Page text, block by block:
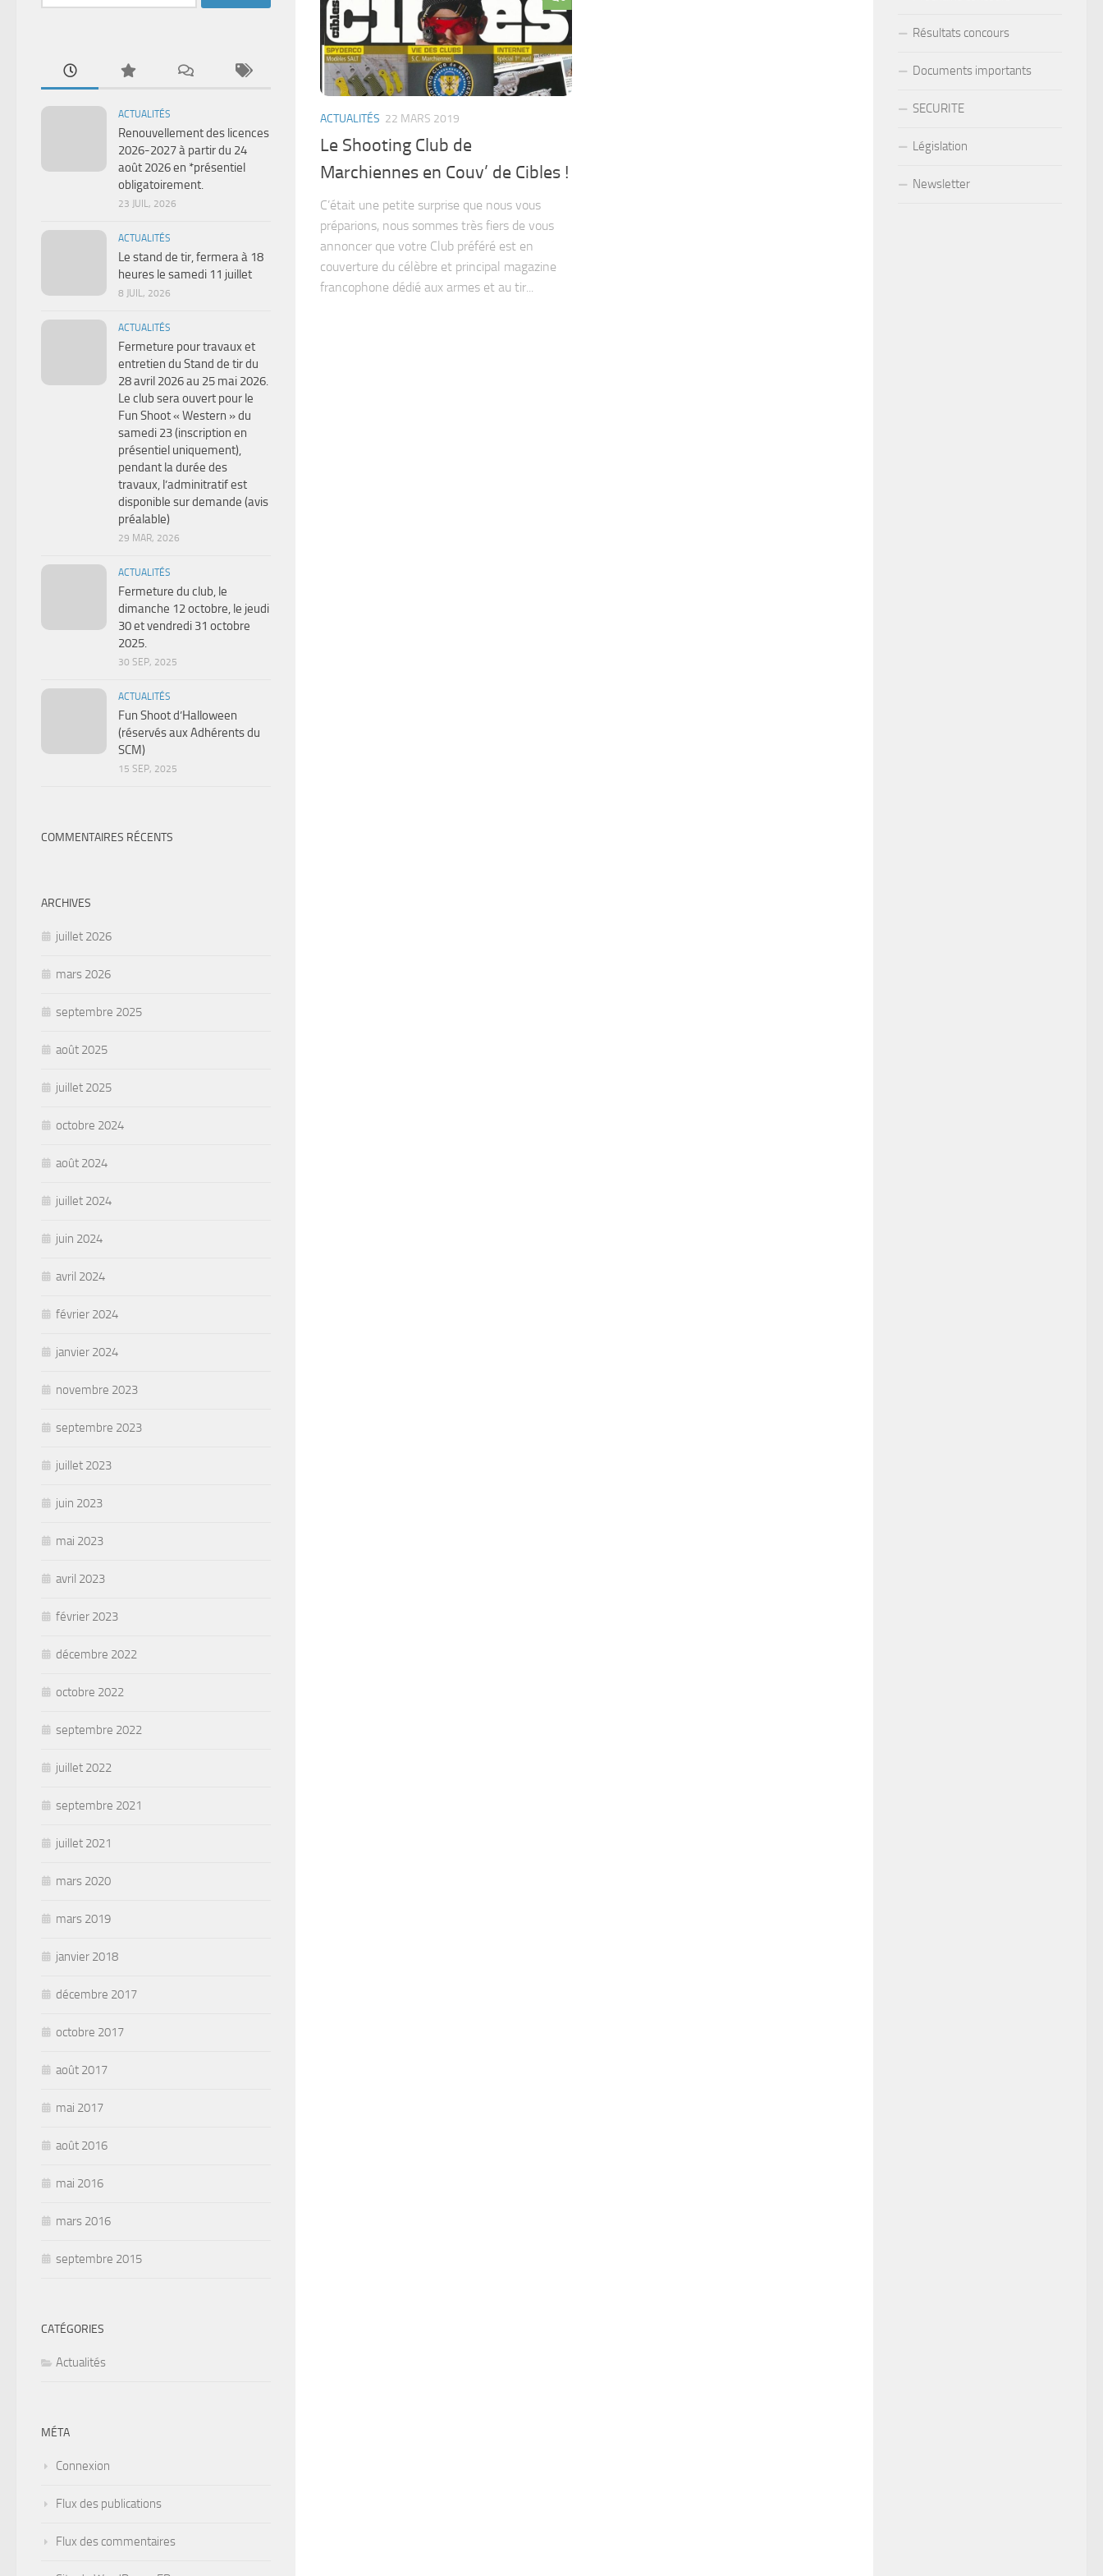
ACTUALITÉS 22 MARS 2019
Le Shooting Club de
Marchiennes en Couv’ de Cibles !
C’était une petite surprise que nous vous
préparions, nous sommes très fiers de vous
annoncer que votre Club préféré est en
couverture du célèbre et principal magazine
francophone dédié aux armes et au tir...
ACTUALITÉS
Renouvellement des licences
2026-2027 à partir du 24
août 2026 en *présentiel
obligatoirement.
23 JUIL, 2026
ACTUALITÉS
Le stand de tir, fermera à 18
heures le samedi 11 juillet
8 JUIL, 2026
ACTUALITÉS
Fermeture pour travaux et
entretien du Stand de tir du
28 avril 2026 au 25 mai 2026.
Le club sera ouvert pour le
Fun Shoot « Western » du
samedi 23 (inscription en
présentiel uniquement),
pendant la durée des
travaux, l’adminitratif est
disponible sur demande (avis
préalable)
29 MAR, 2026
ACTUALITÉS
Fermeture du club, le
dimanche 12 octobre, le jeudi
30 et vendredi 31 octobre
2025.
30 SEP, 2025
ACTUALITÉS
Fun Shoot d’Halloween
(réservés aux Adhérents du
SCM)
15 SEP, 2025
COMMENTAIRES RÉCENTS
ARCHIVES
juillet 2026
mars 2026
septembre 2025
août 2025
juillet 2025
octobre 2024
août 2024
juillet 2024
juin 2024
avril 2024
février 2024
janvier 2024
novembre 2023
septembre 2023
juillet 2023
juin 2023
mai 2023
avril 2023
février 2023
décembre 2022
octobre 2022
septembre 2022
juillet 2022
septembre 2021
juillet 2021
mars 2020
mars 2019
janvier 2018
décembre 2017
octobre 2017
août 2017
mai 2017
août 2016
mai 2016
mars 2016
septembre 2015
CATÉGORIES
Actualités
MÉTA
Connexion
Flux des publications
Flux des commentaires
Résultats concours
Documents importants
SECURITE
Législation
Newsletter